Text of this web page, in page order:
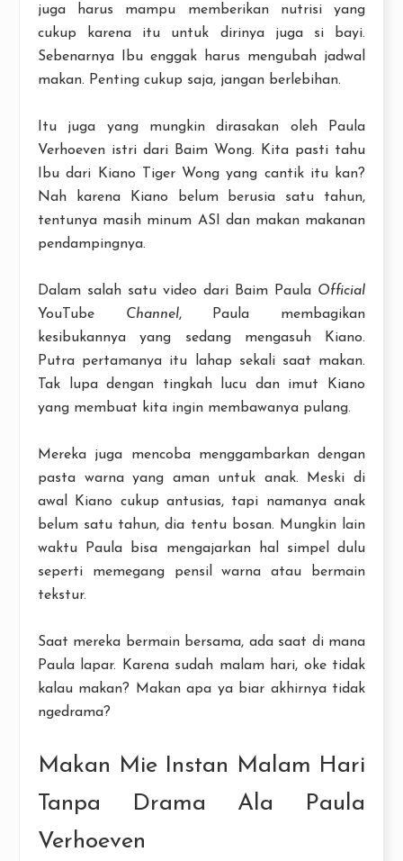
juga harus mampu memberikan nutrisi yang
cukup karena itu untuk dirinya juga si bayi.
Sebenarnya Ibu enggak harus mengubah jadwal
makan. Penting cukup saja, jangan berlebihan.
Itu juga yang mungkin dirasakan oleh Paula
Verhoeven istri dari Baim Wong. Kita pasti tahu
Ibu dari Kiano Tiger Wong yang cantik itu kan?
Nah karena Kiano belum berusia satu tahun,
tentunya masih minum ASI dan makan makanan
pendampingnya.
Dalam salah satu video dari Baim Paula Official
YouTube Channel, Paula membagikan
kesibukannya yang sedang mengasuh Kiano.
Putra pertamanya itu lahap sekali saat makan.
Tak lupa dengan tingkah lucu dan imut Kiano
yang membuat kita ingin membawanya pulang.
Mereka juga mencoba menggambarkan dengan
pasta warna yang aman untuk anak. Meski di
awal Kiano cukup antusias, tapi namanya anak
belum satu tahun, dia tentu bosan. Mungkin lain
waktu Paula bisa mengajarkan hal simpel dulu
seperti memegang pensil warna atau bermain
tekstur.
Saat mereka bermain bersama, ada saat di mana
Paula lapar. Karena sudah malam hari, oke tidak
kalau makan? Makan apa ya biar akhirnya tidak
ngedrama?
Makan Mie Instan Malam Hari
Tanpa Drama Ala Paula
Verhoeven